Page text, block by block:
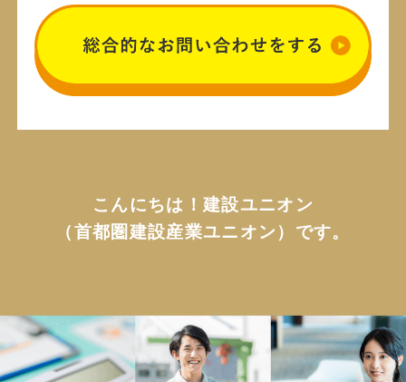
こんにちは！建設ユニオン
（首都圏建設産業ユニオン）です。